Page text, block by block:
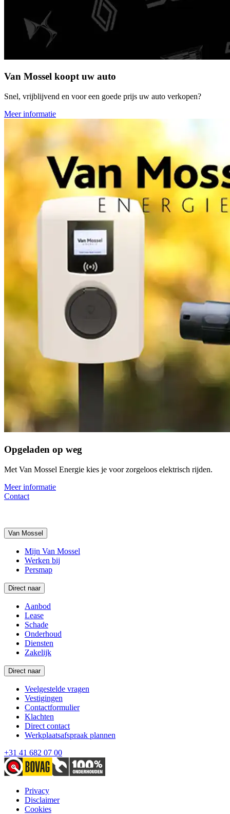
Van Mossel koopt uw auto
Snel, vrijblijvend en voor een goede prijs uw auto verkopen?
Meer informatie
Opgeladen op weg
Met Van Mossel Energie kies je voor zorgeloos elektrisch rijden.
Meer informatie
Contact
Van Mossel
Mijn Van Mossel
Werken bij
Persmap
Direct naar
Aanbod
Lease
Schade
Onderhoud
Diensten
Zakelijk
Direct naar
Veelgestelde vragen
Vestigingen
Contactformulier
Klachten
Direct contact
Werkplaatsafspraak plannen
+31 41 682 07 00
Privacy
Disclaimer
Cookies